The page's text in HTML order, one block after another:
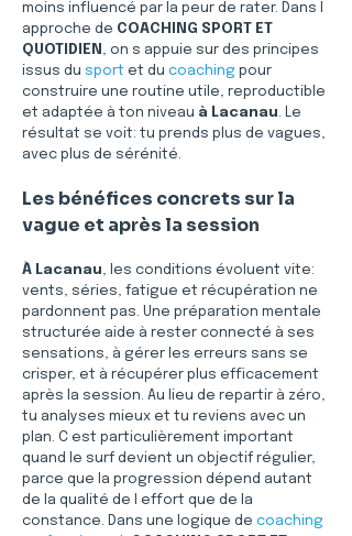
moins influencé par la peur de rater. Dans l
approche de COACHING SPORT ET
QUOTIDIEN , on s appuie sur des principes
issus du sport et du coaching pour
construire une routine utile, reproductible
et adaptée à ton niveau à Lacanau. Le
résultat se voit: tu prends plus de vagues,
avec plus de sérénité.
Les bénéfices concrets sur la
vague et après la session
À Lacanau, les conditions évoluent vite:
vents, séries, fatigue et récupération ne
pardonnent pas. Une préparation mentale
structurée aide à rester connecté à ses
sensations, à gérer les erreurs sans se
crisper, et à récupérer plus efficacement
après la session. Au lieu de repartir à zéro,
tu analyses mieux et tu reviens avec un
plan. C est particulièrement important
quand le surf devient un objectif régulier,
parce que la progression dépend autant
de la qualité de l effort que de la
constance. Dans une logique de coaching